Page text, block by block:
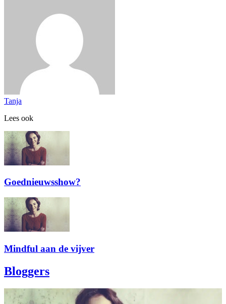
Tanja
Lees ook
Goednieuwsshow?
Mindful aan de vijver
Bloggers